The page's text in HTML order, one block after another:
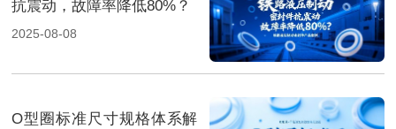
抗震动，故障率降低80%？
2025-08-08
O型圈标准尺寸规格体系解